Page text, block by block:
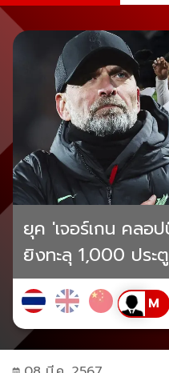
ยุค 'เจอร์เกน คลอ
ยิงทะลุ 1,000 ประตู